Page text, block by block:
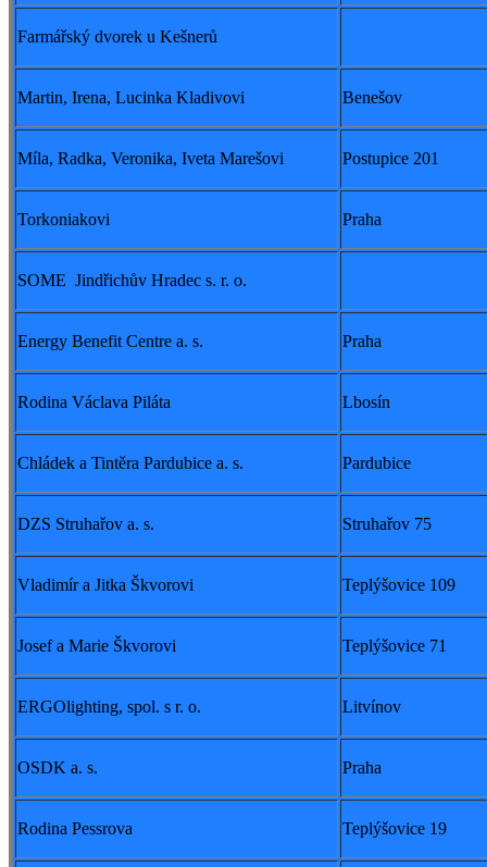
Farmářský dvorek u Kešnerů
Martin, Irena, Lucinka Kladivovi Benešov
Míla, Radka, Veronika, Iveta Marešovi Postupice 201
Torkoniakovi Praha
SOME Jindřichův Hradec s. r. o.
Energy Benefit Centre a. s. Praha
Rodina Václava Piláta Lbosín
Chládek a Tintěra Pardubice a. s. Pardubice
DZS Struhařov a. s. Struhařov 75
Vladimír a Jitka Škvorovi Teplýšovice 109
Josef a Marie Škvorovi Teplýšovice 71
ERGOlighting, spol. s r. o. Litvínov
OSDK a. s. Praha
Rodina Pessrova Teplýšovice 19